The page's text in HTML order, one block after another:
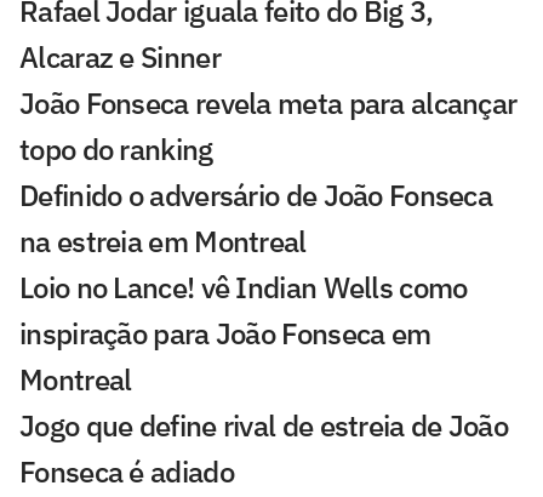
Rafael Jodar iguala feito do Big 3,
Alcaraz e Sinner
João Fonseca revela meta para alcançar
topo do ranking
Definido o adversário de João Fonseca
na estreia em Montreal
Loio no Lance! vê Indian Wells como
inspiração para João Fonseca em
Montreal
Jogo que define rival de estreia de João
Fonseca é adiado